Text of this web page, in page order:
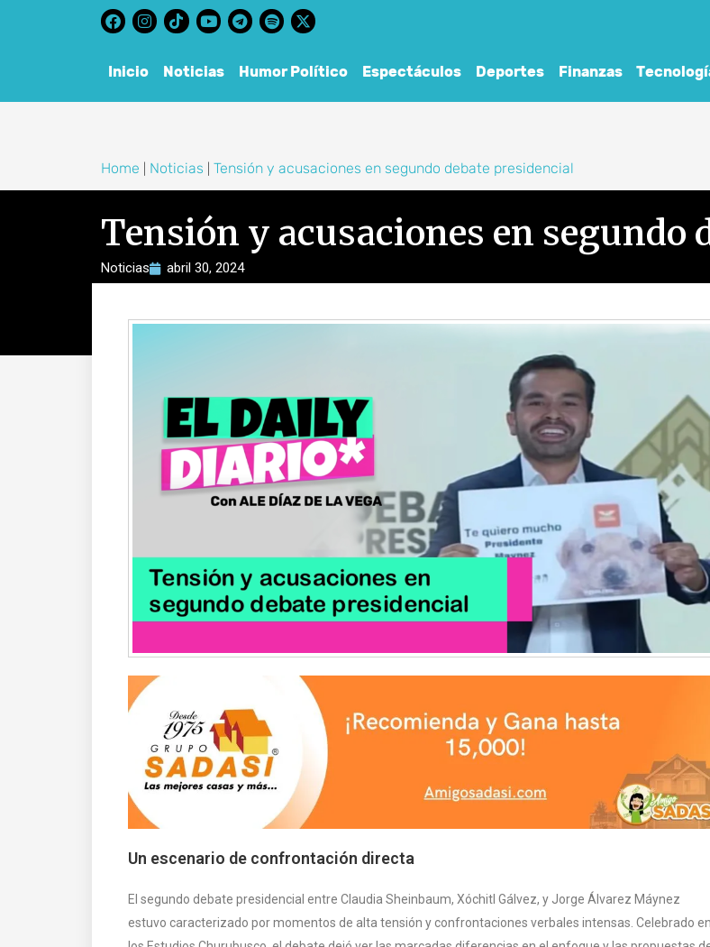
Inicio Noticias Humor Político Espectáculos Deportes Finanzas
Home Noticias Tensión y acusaciones en segundo debate presidencial
Tensión y acusaciones en segundo
Noticias abril 30, 2024
Un escenario de confrontación directa
El segundo debate presidencial entre Claudia Sheinbaum, Xóchitl Gálvez, y Jorge Álvarez Máynez
estuvo caracterizado por momentos de alta tensión y confrontaciones verbales intensas. Celebrado en